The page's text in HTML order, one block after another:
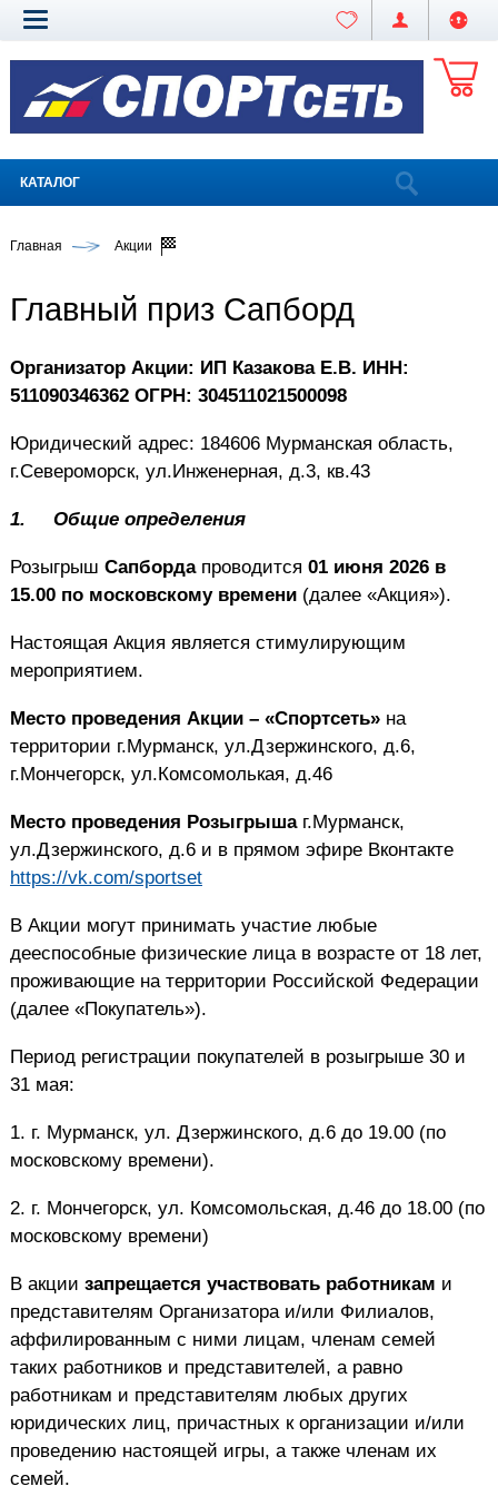
КАТАЛОГ
Главная Акции
Главный приз Сапборд
Организатор Акции: ИП Казакова Е.В. ИНН:
511090346362 ОГРН: 304511021500098
Юридический адрес: 184606 Мурманская область,
г.Североморск, ул.Инженерная, д.3, кв.43
1. Общие определения
Розыгрыш Сапбордапроводится 01 июня 2026 в
15.00 по московскому времени (далее «Акция»).
Настоящая Акция является стимулирующим
мероприятием.
Место проведения Акции – «Спортсеть» на
территории г.Мурманск, ул.Дзержинского, д.6,
г.Мончегорск, ул.Комсомолькая, д.46
Место проведения Розыгрыша г.Мурманск,
ул.Дзержинского, д.6 и в прямом эфире Вконтакте
https://vk.com/sportset
В Акции могут принимать участие любые
дееспособные физические лица в возрасте от 18 лет,
проживающие на территории Российской Федерации
(далее «Покупатель»).
Период регистрации покупателей в розыгрыше 30 и
31 мая:
1. г. Мурманск, ул. Дзержинского, д.6 до 19.00 (по
московскому времени).
2. г. Мончегорск, ул. Комсомольская, д.46 до 18.00 (по
московскому времени)
В акции запрещается участвовать работникам и
представителям Организатора и/или Филиалов,
аффилированным с ними лицам, членам семей
таких работников и представителей, а равно
работникам и представителям любых других
юридических лиц, причастных к организации и/или
проведению настоящей игры, а также членам их
семей.